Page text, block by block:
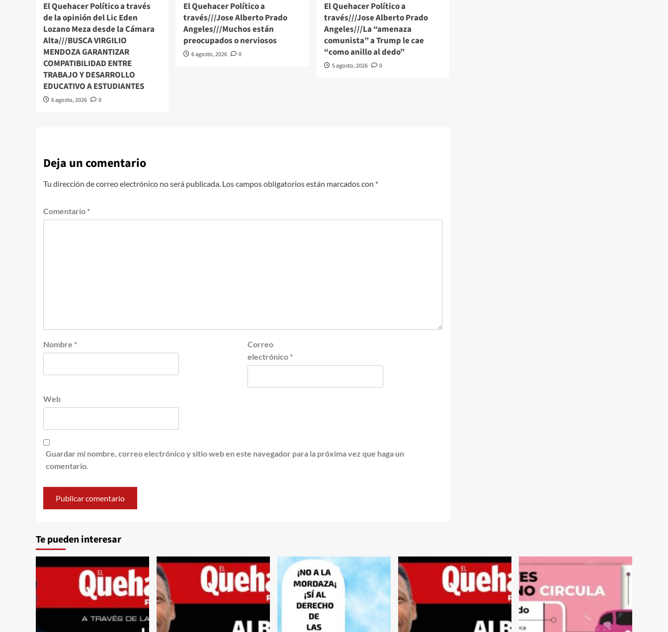
El Quehacer Político a través
de la opinión del Lic Eden
Lozano Meza desde la Cámara
Alta///BUSCA VIRGILIO
MENDOZA GARANTIZAR
COMPATIBILIDAD ENTRE
TRABAJO Y DESARROLLO
EDUCATIVO A ESTUDIANTES
6 agosto, 2026 0
El Quehacer Político a
través///Jose Alberto Prado
Angeles///Muchos están
preocupados o nerviosos
6 agosto, 2026 0
El Quehacer Político a
través///Jose Alberto Prado
Angeles///La “amenaza
comunista” a Trump le cae
“como anillo al dedo”
5 agosto, 2026 0
Deja un comentario
Tu dirección de correo electrónico no será publicada. Los campos obligatorios están marcados con *
Comentario *
Nombre *
Correo
electrónico *
Web
Guardar mi nombre, correo electrónico y sitio web en este navegador para la próxima vez que haga un
comentario.
Te pueden interesar